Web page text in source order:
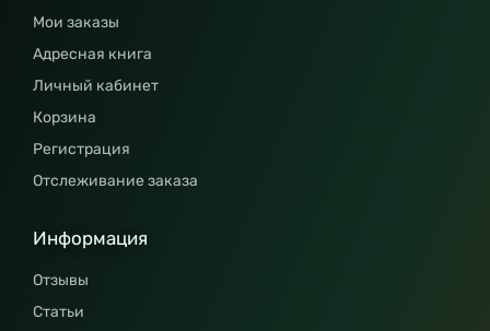
Мои заказы
Адресная книга
Личный кабинет
Корзина
Регистрация
Отслеживание заказа
Информация
Отзывы
Статьи